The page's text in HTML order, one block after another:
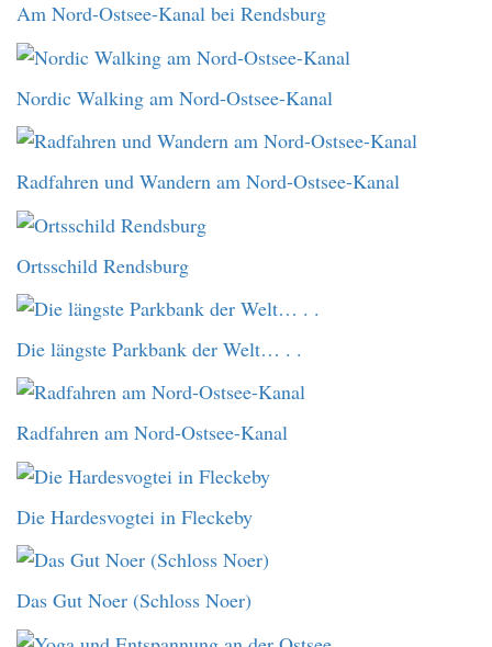
Am Nord-Ostsee-Kanal bei Rendsburg
Nordic Walking am Nord-Ostsee-Kanal
Radfahren und Wandern am Nord-Ostsee-Kanal
Ortsschild Rendsburg
Die längste Parkbank der Welt… . .
Radfahren am Nord-Ostsee-Kanal
Die Hardesvogtei in Fleckeby
Das Gut Noer (Schloss Noer)